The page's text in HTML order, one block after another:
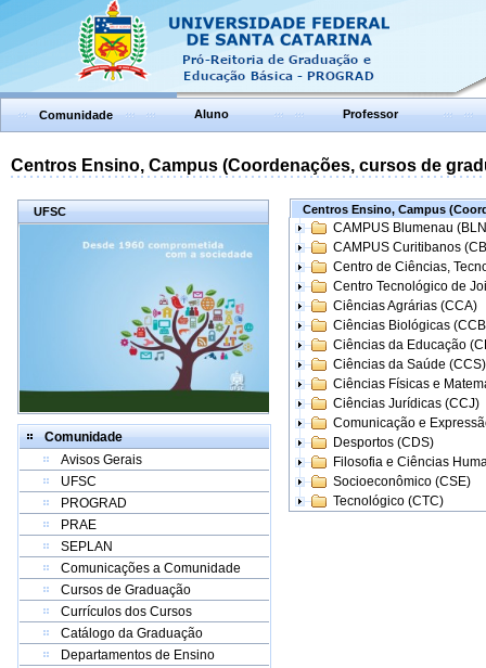
Comunidade Aluno Professor
Centros Ensino, Campus (Coordenações, cursos de
UFSC
Comunidade
Avisos Gerais
UFSC
PROGRAD
PRAE
SEPLAN
Comunicações a Comunidade
Cursos de Graduação
Currículos dos Cursos
Catálogo da Graduação
Departamentos de Ensino
Centros Ensino, Campus
CAMPUS Blumenau
CAMPUS Curitibanos
Centro de Ciências,
Centro Tecnológico de
Ciências Agrárias (CCA)
Ciências Biológicas
Ciências da Educação
Ciências da Saúde (CCS)
Ciências Físicas e
Ciências Jurídicas (CCJ)
Comunicação e
Desportos (CDS)
Filosofia e Ciências
Socioeconômico (CSE)
Tecnológico (CTC)